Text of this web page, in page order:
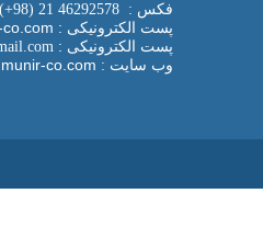
فکس : 46292578 21 (98+)
پست الکترونیکی : info@munir-co.com
پست الکترونیکی :
وب سایت : co.com